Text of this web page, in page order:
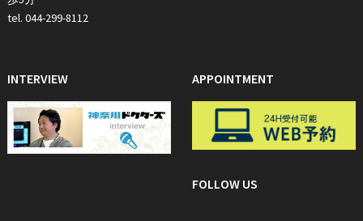
tel. 044-299-8112
INTERVIEW APPOINTMENT
FOLLOW US